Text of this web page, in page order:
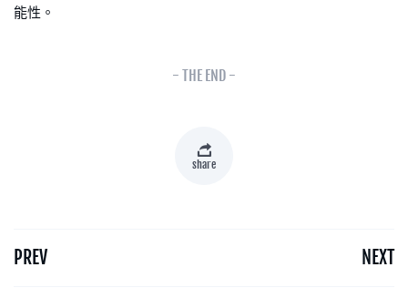
能性。
- THE END -
share
PREV NEXT